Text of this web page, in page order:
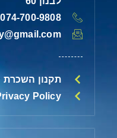
074-700-9808
תקנון
Policy